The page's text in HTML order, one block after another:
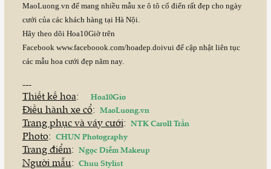
MaoLuong.vn để mang nhiều mẫu xe ô tô cổ điển rất đẹp cho ngày
cưới của các khách hàng tại Hà Nội.
Hãy theo dõi Hoa10Giờ trên
Facebook www.faceboook.com/hoadep.doivui để cập nhật liên tục
các mẫu hoa cưới đẹp năm nay.
---
Thiết kế hoa: Hoa10Gio
Điều hành xe cổ: MaoLuong.vn
Trang phục và váy cưới: NTK Caroll Trần
Photo: CHUN Photography
Trang điểm: Ngọc Diễm Makeup
Người mẫu: Chuu Stylist